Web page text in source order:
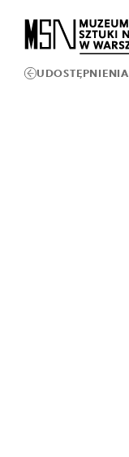
UDOSTĘPNIENIA